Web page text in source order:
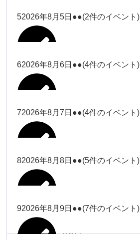
関谷（17-
Close
関谷（17-19時）
2026年7月27日
院長
院長
大西（9時ー18時）
小林
Close
2026年7月28日
Close
武井
2026年7月30日
関谷（17-
Close
関谷（17-19時）
松本（9時ー18時）
2026年7月31日
Close
武井
2026年7月31日
関谷（17-
大西
Close Close
2026年8月1日
Close
小林
2026年8月1日
Close Close
小林
2026年8月2日
松本
松本
大西
小林
Close Close
小林
2026年8月3日
松本（9時
冨田（17
時）
Close Close
2026年8月4日
大西（9時
ー18時）
Close Close
大西（9時ー18時）
52026年8月5日 ●●(2件のイベント)
冨田
冨田
塩川
Close Close
塩川
62026年8月6日 ●●(4件のイベント)
冨田
冨田
72026年8月7日 ●●(4件のイベント)
大西
大西
82026年8月8日 ●●(5件のイベント)
大西（9時
92026年8月9日 ●●(7件のイベント)